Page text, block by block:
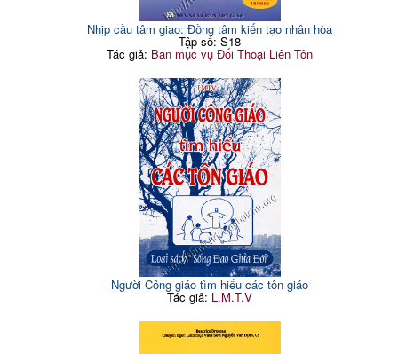
Nhịp cầu tâm giao: Đồng tâm kiến tạo nhân hòa
Tập số: S18
Tác giả: Ban mục vụ Đối Thoại Liên Tôn
Người Công giáo tìm hiểu các tôn giáo
Tác giả: L.M.T.V